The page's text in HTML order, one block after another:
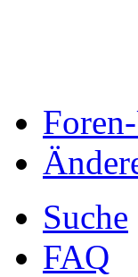
Suche
FAQ